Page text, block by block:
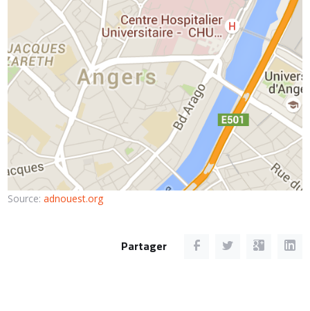
Source:adnouest.org
Partager